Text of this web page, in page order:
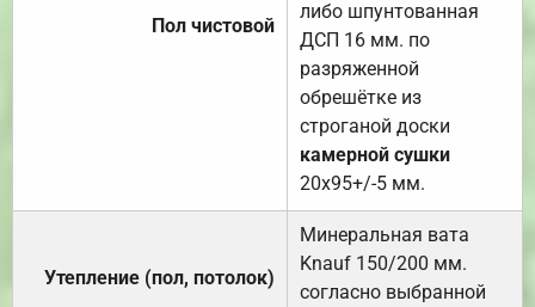
Пол чистовой
либо шпунтованная
ДСП 16 мм. по
разряженной
обрешётке из
строганой доски
камерной сушки
20х95+/-5 мм.
Утепление (пол, потолок)
Минеральная вата
Knauf 150/200 мм.
согласно выбранной